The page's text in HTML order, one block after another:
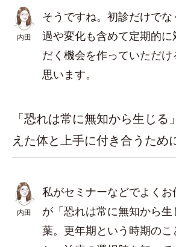
内田
そうですね。初診だけで
過や変化も含めて定期的に
だく機会を作っていただけ
思います。
「恐れは常に無知から生じる
えた体と上手に付き合うため
内田
私がセミナーなどでよく
が「恐れは常に無知から
葉。更年期という時期のこ